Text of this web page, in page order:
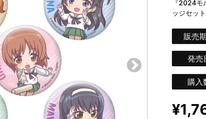
『2024
ッジセッ
販売
発売
購入